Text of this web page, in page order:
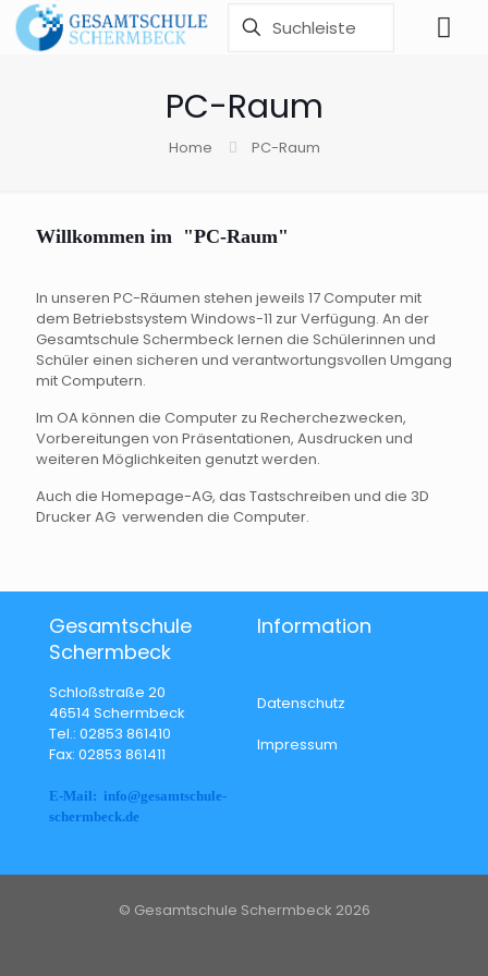
PC-Raum
Home PC-Raum
Willkommen im "PC-Raum"
In unseren PC-Räumen stehen jeweils 17 Computer mit
dem Betriebstsystem Windows-11 zur Verfügung. An der
Gesamtschule Schermbeck lernen die Schülerinnen und
Schüler einen sicheren und verantwortungsvollen Umgang
mit Computern.
Im OA können die Computer zu Recherchezwecken,
Vorbereitungen von Präsentationen, Ausdrucken und
weiteren Möglichkeiten genutzt werden.
Auch die Homepage-AG, das Tastschreiben und die 3D
Drucker AG verwenden die Computer.
Gesamtschule
Schermbeck
Schloßstraße 20
46514 Schermbeck
Tel.: 02853 861410
Fax: 02853 861411
E-Mail: info@gesamtschule-
schermbeck.de
Information
Datenschutz
Impressum
© Gesamtschule Schermbeck 2026